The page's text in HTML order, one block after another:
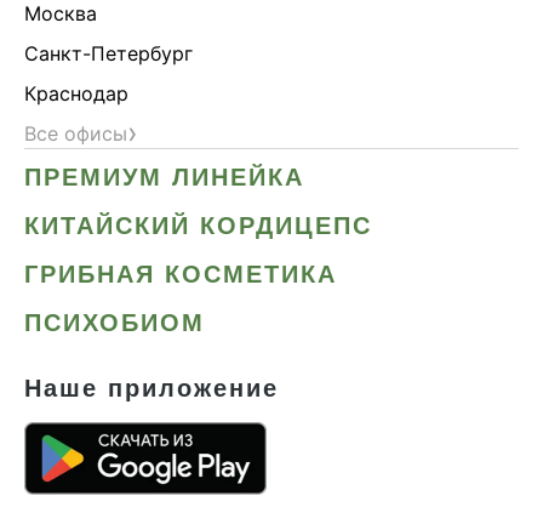
Москва
Санкт-Петербург
Краснодар
Все офисы›
ПРЕМИУМ ЛИНЕЙКА
КИТАЙСКИЙ КОРДИЦЕПС
ГРИБНАЯ КОСМЕТИКА
ПСИХОБИОМ
Наше приложение